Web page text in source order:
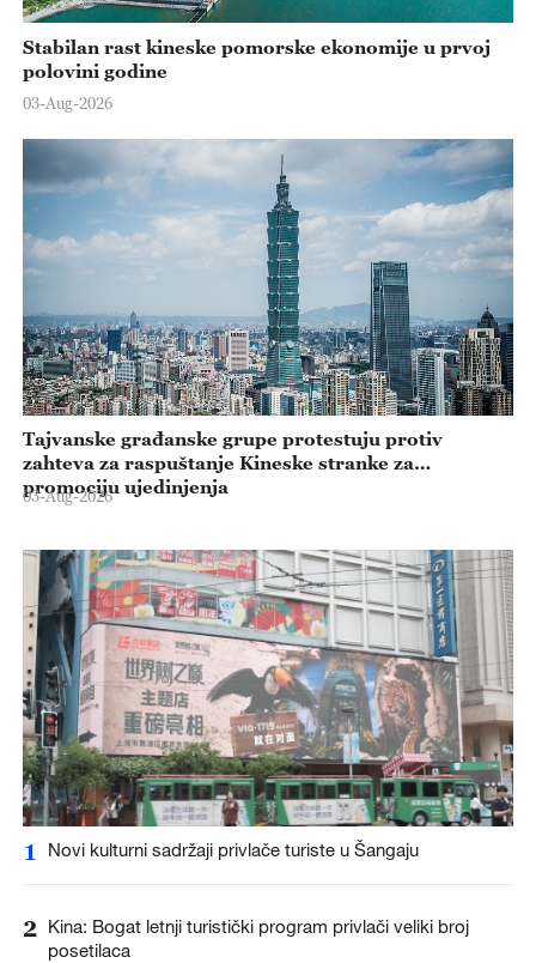
Stabilan rast kineske pomorske ekonomije u prvoj
polovini godine
03-Aug-2026
Tajvanske građanske grupe protestuju protiv
zahteva za raspuštanje Kineske stranke za
promociju ujedinjenja
03-Aug-2026
1 Novi kulturni sadržaji privlače turiste u Šangaju
2 Kina: Bogat letnji turistički program privlači veliki broj
posetilaca